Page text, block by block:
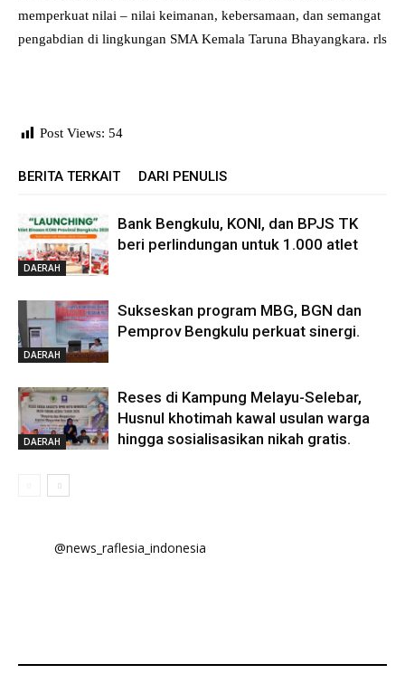
memperkuat nilai – nilai keimanan, kebersamaan, dan semangat
pengabdian di lingkungan SMA Kemala Taruna Bhayangkara. rls
Post Views: 54
BERITA TERKAIT DARI PENULIS
DAERAH
Bank Bengkulu, KONI, dan BPJS TK
beri perlindungan untuk 1.000 atlet
DAERAH
Sukseskan program MBG, BGN dan
Pemprov Bengkulu perkuat sinergi.
DAERAH
Reses di Kampung Melayu-Selebar,
Husnul khotimah kawal usulan warga
hingga sosialisasikan nikah gratis.
@news_raflesia_indonesia